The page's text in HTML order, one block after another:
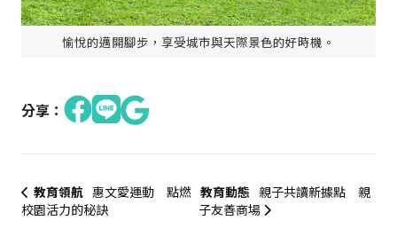
愉悅的邁開腳步，享受城市與天際景色的好時機。
分享：
教育領航 惠文愛運動 點燃
校園活力的秘訣
教育動態 親子共讀新據點 親
子友善商場